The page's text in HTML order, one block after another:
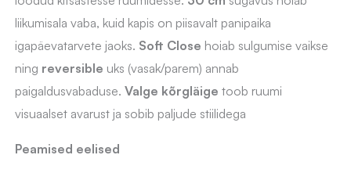
liikumisala vaba, kuid kapis on piisavalt panipaika
igapäevatarvete jaoks. Soft Close hoiab sulgumise vaikse
ning reversible uks (vasak/parem) annab
paigaldusvabaduse. Valge kõrgläige toob ruumi
visuaalset avarust ja sobib paljude stiilidega
Peamised eelised